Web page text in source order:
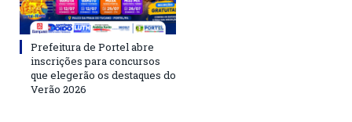
Prefeitura de Portel abre
inscrições para concursos
que elegerão os destaques do
Verão 2026